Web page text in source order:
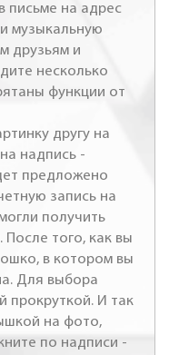
письме на адрес
музыкальную
друзьям и
несколько
функции от
другу на
надпись -
предложено
запись на
получить
После того, как вы
в котором вы
Для выбора
прокруткой. И так
на фото,
по надписи -